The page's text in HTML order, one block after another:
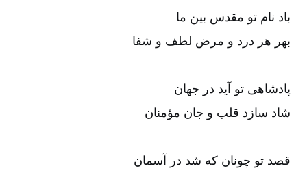
باد نام تو مقدس بین ما
بهر هر درد و مرض لطف و شفا
پادشاهی تو آید در جهان
شاد سازد قلب و جان مؤمنان
قصد تو چونان که شد در آسمان